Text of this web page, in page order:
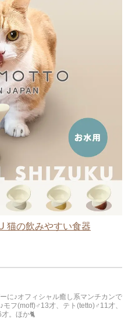
猫の飲みやすい食器
に♪オフィシャル癒し系マンチカンで
フ(moff)♂13才、テト(tetto)♂11才、
。ほか🐈